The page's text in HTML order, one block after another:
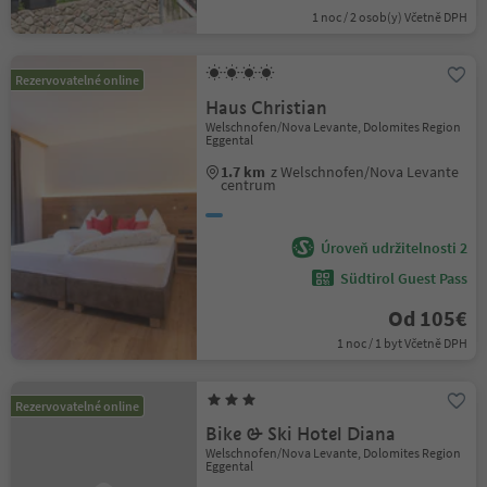
1 noc / 2 osob(y) Včetně DPH
Rezervovatelné online
Haus Christian
Welschnofen/Nova Levante, Dolomites Region
Eggental
1.7 km z Welschnofen/Nova Levante
centrum
Úroveň udržitelnosti 2
Südtirol Guest Pass
Od 105€
1 noc / 1 byt Včetně DPH
Rezervovatelné online
Bike & Ski Hotel Diana
Welschnofen/Nova Levante, Dolomites Region
Eggental